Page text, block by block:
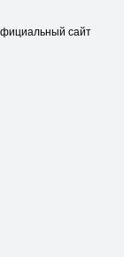
сайт